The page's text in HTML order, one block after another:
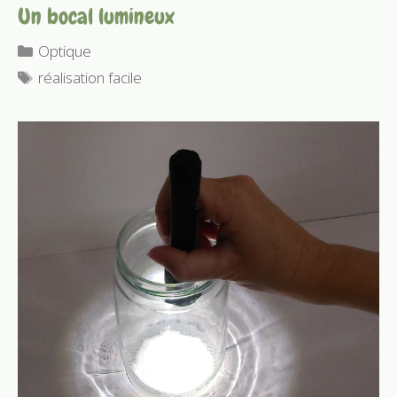
Un bocal lumineux
Catégories
Optique
Étiquettes
réalisation facile